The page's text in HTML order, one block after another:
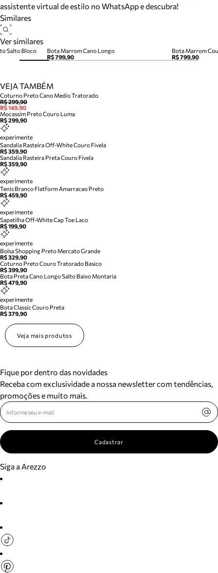
assistente virtual de estilo no WhatsApp e descubra!
Similares
Ver similares
Bota Marrom Cano Longo
R$ 799,90
Bota Marrom
R$ 799,90
Salto Bloco
VEJA TAMBÉM
Coturno Preto Cano Medio Tratorado
R$ 299,90
R$ 149,90
Mocassim Preto Couro Luma
R$ 299,90
experimente
Sandalia Rasteira Off-White Couro Fivela
R$ 359,90
Sandalia Rasteira Preta Couro Fivela
R$ 359,90
experimente
Tenis Branco Flatform Amarracao Preto
R$ 459,90
experimente
Sapatilha Off-White Cap Toe Laco
R$ 199,90
experimente
Bolsa Shopping Preto Mercato Grande
R$ 329,90
Coturno Preto Couro Tratorado Basico
R$ 399,90
Bota Preta Cano Longo Salto Baixo Montaria
R$ 479,90
experimente
Bota Classic Couro Preta
R$ 379,90
Veja mais produtos
Fique por dentro das novidades
Receba com exclusividade a nossa newsletter com tendências,
promoções e muito mais.
Cadastrar
Siga a Arezzo